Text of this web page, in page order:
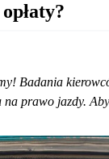
Badania
prawo jazdy.